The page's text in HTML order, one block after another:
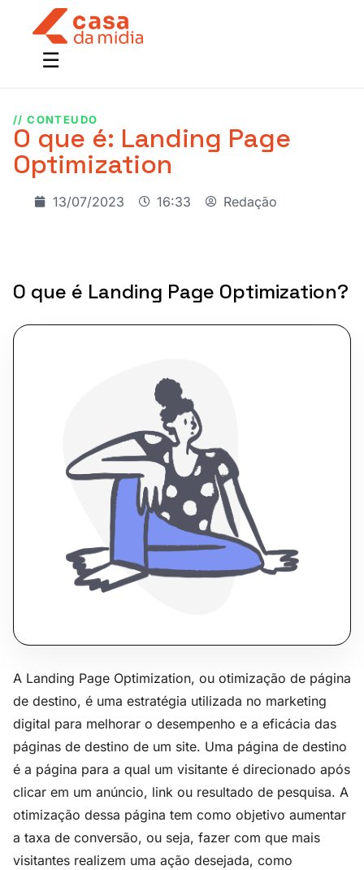
// CONTEUDO
O que é: Landing Page
Optimization
13/07/2023 16:33 Redação
O que é Landing Page Optimization?
A Landing Page Optimization, ou otimização de página
de destino, é uma estratégia utilizada no marketing
digital para melhorar o desempenho e a eficácia das
páginas de destino de um site. Uma página de destino
é a página para a qual um visitante é direcionado após
clicar em um anúncio, link ou resultado de pesquisa. A
otimização dessa página tem como objetivo aumentar
a taxa de conversão, ou seja, fazer com que mais
visitantes realizem uma ação desejada, como